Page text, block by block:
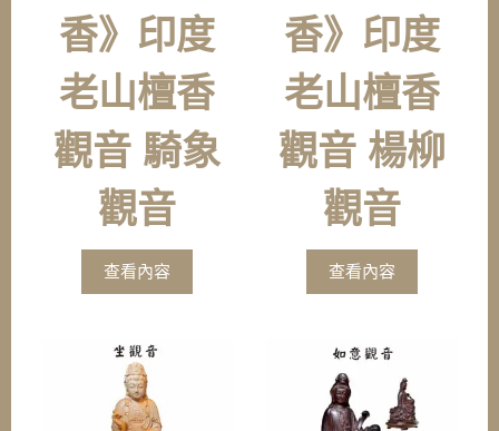
香》印度
老山檀香
觀音 騎象
觀音
查看內容
香》印度
老山檀香
觀音 楊柳
觀音
查看內容